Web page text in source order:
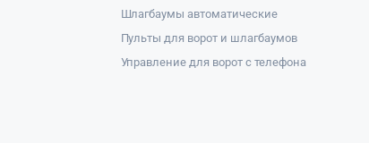
Шлагбаумы автоматические
Пульты для ворот и шлагбаумов
Управление для ворот с телефона